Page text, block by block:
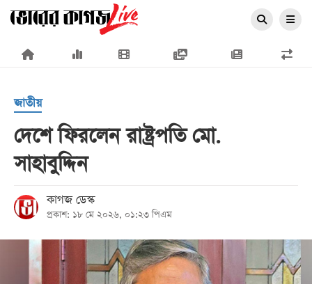
×
প্রচ্ছদ
জাতীয়
রাজনীতি
অর্থনীতি
আন্তর্জাতিক
জাতীয়
দেশে ফিরলেন রাষ্ট্রপতি মো.
সাহাবুদ্দিন
কাগজ ডেস্ক
প্রকাশ: ১৮ মে ২০২৬, ০১:২৩ পিএম